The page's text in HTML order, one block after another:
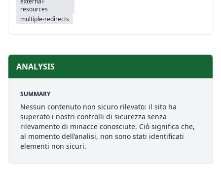
resources
multiple-redirects
ANALYSIS
SUMMARY
Nessun contenuto non sicuro rilevato: il sito ha
superato i nostri controlli di sicurezza senza
rilevamento di minacce conosciute. Ciò significa che,
al momento dell’analisi, non sono stati identificati
elementi non sicuri.